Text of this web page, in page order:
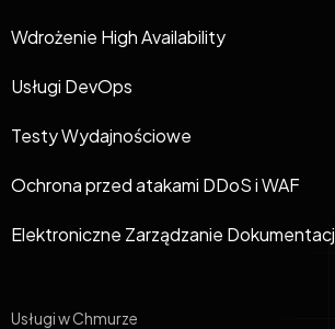
Wdrożenie High Availability
Usługi DevOps
Testy Wydajnościowe
Ochrona przed atakami DDoS i WAF
Elektroniczne Zarządzanie
Usługi w Chmurze